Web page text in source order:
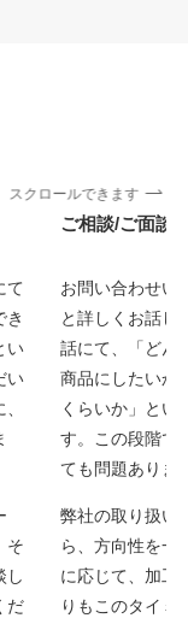
スクロールできます
て
き
い
い
そ
し
だ
ご相談/ご面談
お問い合わせい
と詳しくお話し
話にて、「どん
商品にしたいか
くらいか」とい
す。この段階で
ても問題ありま
弊社の取り扱い
ら、方向性を一
に応じて、加工
りもこのタイミ